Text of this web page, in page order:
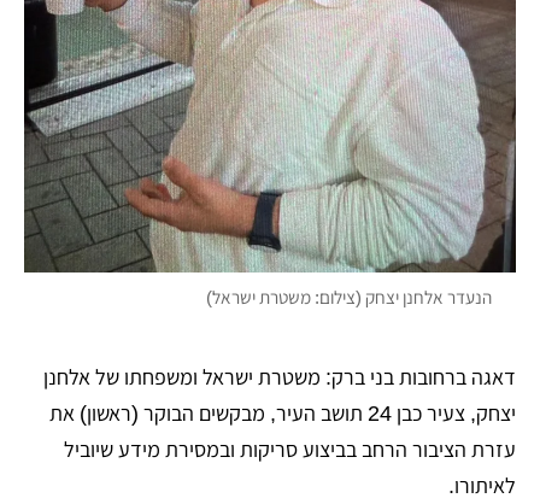
הנעדר אלחנן יצחק (צילום: משטרת ישראל)
דאגה ברחובות בני ברק: משטרת ישראל ומשפחתו של אלחנן
יצחק, צעיר כבן 24 תושב העיר, מבקשים הבוקר (ראשון) את
עזרת הציבור הרחב בביצוע סריקות ובמסירת מידע שיוביל
לאיתורו.